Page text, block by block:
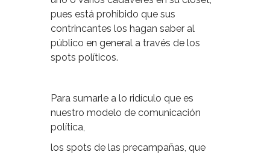
pues está prohibido que sus
contrincantes los hagan saber al
público en general a través de los
spots políticos.
Para sumarle a lo ridículo que es
nuestro modelo de comunicación
política,
los spots de las precampañas, que